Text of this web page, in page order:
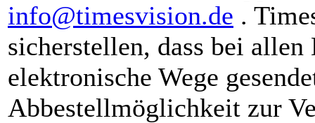
info@timesvision.de .
sicherstellen, dass bei
elektronische Wege
Abbestellmöglichkeit zur